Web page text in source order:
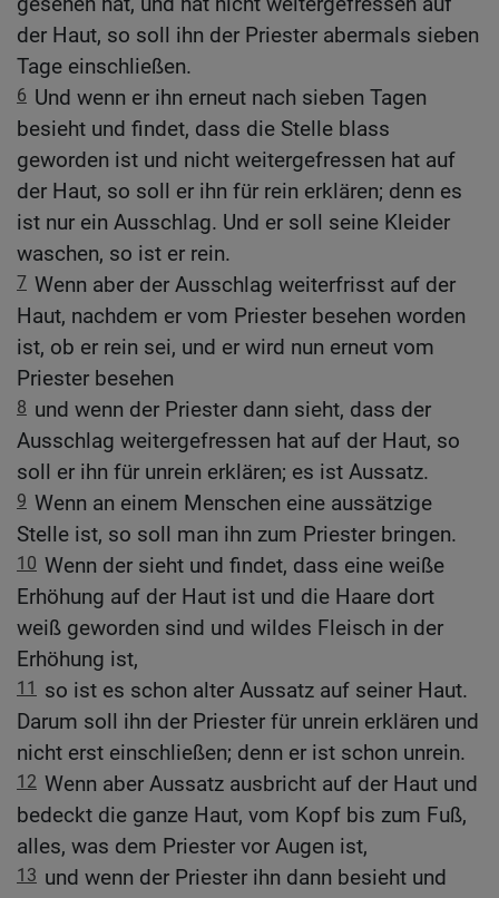
der Haut, so soll ihn der Priester abermals sieben
Tage einschließen.
6 Und wenn er ihn erneut nach sieben Tagen
besieht und findet, dass die Stelle blass
geworden ist und nicht weitergefressen hat auf
der Haut, so soll er ihn für rein erklären; denn es
ist nur ein Ausschlag. Und er soll seine Kleider
waschen, so ist er rein.
7 Wenn aber der Ausschlag weiterfrisst auf der
Haut, nachdem er vom Priester besehen worden
ist, ob er rein sei, und er wird nun erneut vom
Priester besehen
8 und wenn der Priester dann sieht, dass der
Ausschlag weitergefressen hat auf der Haut, so
soll er ihn für unrein erklären; es ist Aussatz.
9 Wenn an einem Menschen eine aussätzige
Stelle ist, so soll man ihn zum Priester bringen.
10 Wenn der sieht und findet, dass eine weiße
Erhöhung auf der Haut ist und die Haare dort
weiß geworden sind und wildes Fleisch in der
Erhöhung ist,
11
so ist es schon alter Aussatz auf seiner Haut.
Darum soll ihn der Priester für unrein erklären und
nicht erst einschließen; denn er ist schon unrein.
12 Wenn aber Aussatz ausbricht auf der Haut und
bedeckt die ganze Haut, vom Kopf bis zum Fuß,
alles, was dem Priester vor Augen ist,
13 und wenn der Priester ihn dann besieht und